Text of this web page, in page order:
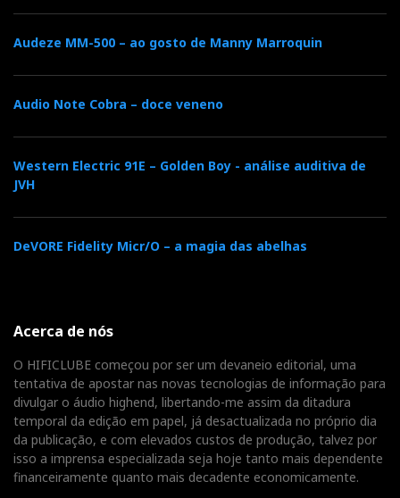
Audeze MM-500 – ao gosto de Manny Marroquin
Audio Note Cobra – doce veneno
Western Electric 91E – Golden Boy - análise auditiva de
JVH
DeVORE Fidelity Micr/O – a magia das abelhas
Acerca de nós
O HIFICLUBE começou por ser um devaneio editorial, uma
tentativa de apostar nas novas tecnologias de informação para
divulgar o áudio highend, libertando-me assim da ditadura
temporal da edição em papel, já desactualizada no próprio dia
da publicação, e com elevados custos de produção, talvez por
isso a imprensa especializada seja hoje tanto mais dependente
financeiramente quanto mais decadente economicamente.